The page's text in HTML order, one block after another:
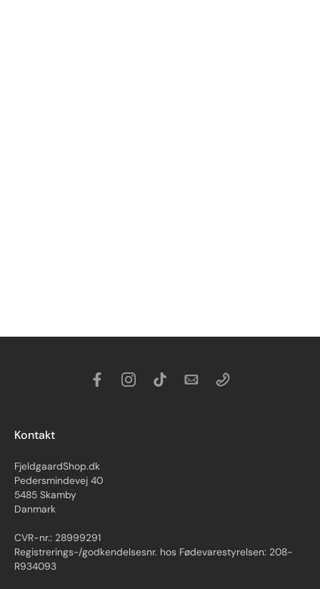
Kontakt
FjeldgaardShop.dk
Pedersmindevej 40
5485 Skamby
Danmark
CVR-nr.: 28999291
Registrerings-/godkendelsesnr. hos Fødevarestyrelsen: 208-
R934093